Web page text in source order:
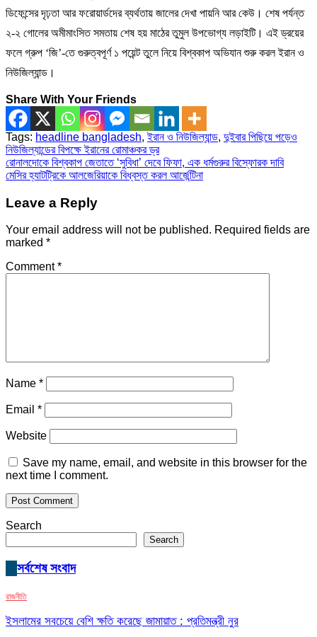
ডিফেন্সের দৃঢ়তা আর ফরোয়ার্ডদের ব্যর্থতায় জালের দেখা পায়নি আর কেউ। শেষ পর্যন্ত
২-২ গোলের অমীমাংসিত সমতায় শেষ হয় মাঠের তুমুল উপভোগ্য লড়াইটি। এই ড্রয়ের
ফলে গ্রুপ ‘জি’-তে গুরুত্বপূর্ণ ১ পয়েন্ট তুলে নিয়ে বিশ্বকাপ অভিযান শুরু করল ইরান ও
নিউজিল্যান্ড।
Share With Your Friends
Tags: headline bangladesh,ইরান ও নিউজিল্যান্ড, দুইবার পিছিয়ে পড়েও
নিউজিল্যান্ডের বিপক্ষে ইরানের রোমাঞ্চকর ড্র
Post
navigation
রোনালদোকে বিশ্বকাপ জেতাতে ‘সুবিধা’ দেবে ফিফা, এক ধর্মগুরুর বিস্ফোরক দাবি
মেসির হ্যাটট্রিকে আলজেরিয়াকে বিধ্বস্ত করল আর্জেন্টিনা
Leave a Reply
Your email address will not be published. Required fields are
marked *
Comment*
Name *
Email *
Website
Save my name, email, and website in this browser for the
next time I comment.
Search
Search
সর্বশেষ সংবাদ
রাজনীতি
ইসলামের সবচেয়ে বেশি ক্ষতি করেছে জামায়াত : প্রতিমন্ত্রী নুর